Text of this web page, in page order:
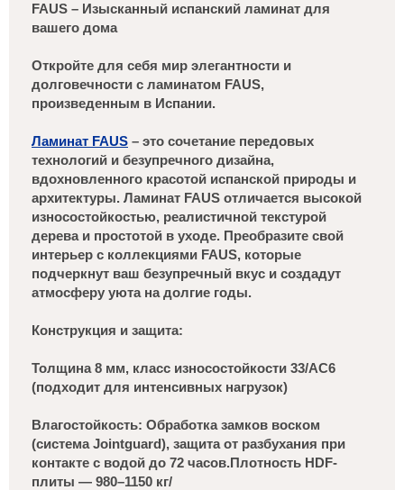
FAUS – Изысканный испанский ламинат для
вашего дома
Откройте для себя мир элегантности и
долговечности с ламинатом FAUS,
произведенным в Испании.
Ламинат FAUS – это сочетание передовых
технологий и безупречного дизайна,
вдохновленного красотой испанской природы и
архитектуры. Ламинат FAUS отличается высокой
износостойкостью, реалистичной текстурой
дерева и простотой в уходе. Преобразите свой
интерьер с коллекциями FAUS, которые
подчеркнут ваш безупречный вкус и создадут
атмосферу уюта на долгие годы.
Конструкция и защита:
Толщина 8 мм, класс износостойкости 33/AC6
(подходит для интенсивных нагрузок)
Влагостойкость: Обработка замков воском
(система Jointguard), защита от разбухания при
контакте с водой до 72 часов.Плотность HDF-
плиты — 980–1150 кг/